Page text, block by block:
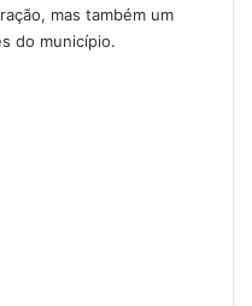
mas também um
do município.